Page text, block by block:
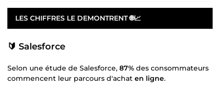
LES CHIFFRES LE DEMONTRENT 🌐📈
🔰 Salesforce
Selon une étude de Salesforce, 87% des consommateurs
commencent leur parcours d'achat en ligne.